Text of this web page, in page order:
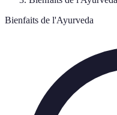
Bienfaits de l'Ayurveda